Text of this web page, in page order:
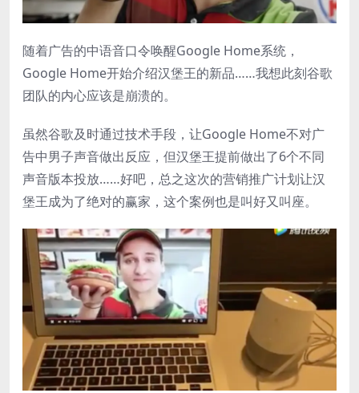
随着广告的中语音口令唤醒Google Home系统，
Google Home开始介绍汉堡王的新品……我想此刻谷歌
团队的内心应该是崩溃的。
虽然谷歌及时通过技术手段，让Google Home不对广
告中男子声音做出反应，但汉堡王提前做出了6个不同
声音版本投放……好吧，总之这次的营销推广计划让汉
堡王成为了绝对的赢家，这个案例也是叫好又叫座。